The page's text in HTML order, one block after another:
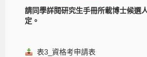
請同學詳閱研究生手冊所載博士候選
定。
表3_資格考申請表